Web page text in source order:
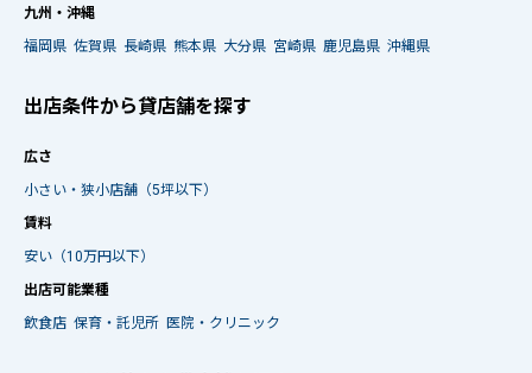
九州・沖縄
福岡県 佐賀県 長崎県 熊本県 大分県 宮崎県 鹿児島県 沖縄県
出店条件から貸店舗を探す
広さ
小さい・狭小店舗（5坪以下）
賃料
安い（10万円以下）
出店可能業種
飲食店 保育・託児所 医院・クリニック